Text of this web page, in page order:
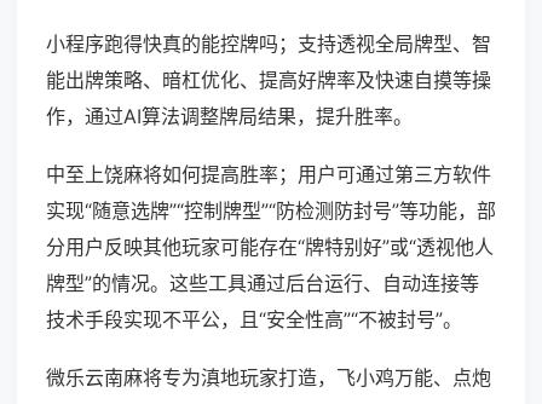
小程序跑得快真的能控牌吗；支持透视全局牌型、智
能出牌策略、暗杠优化、提高好牌率及快速自摸等操
作，通过AI算法调整牌局结果，提升胜率。
中至上饶麻将如何提高胜率；用户可通过第三方软件
实现“随意选牌”“控制牌型”“防检测防封号”等功能，部
分用户反映其他玩家可能存在“牌特别好”或“透视他人
牌型”的情况。这些工具通过后台运行、自动连接等
技术手段实现不平公，且“安全性高”“不被封号”。
微乐云南麻将专为滇地玩家打造，飞小鸡万能、点炮